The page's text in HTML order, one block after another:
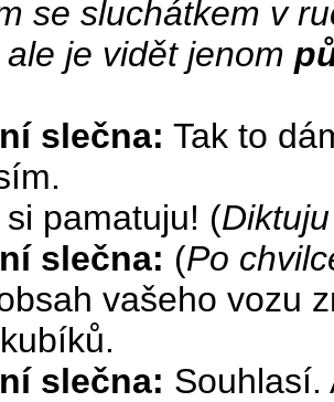
se sluchátkem v
je vidět jenom
slečna: Tak to
pamatuju! (
slečna: (Po
vašeho vozu
slečna: Souhlasí.